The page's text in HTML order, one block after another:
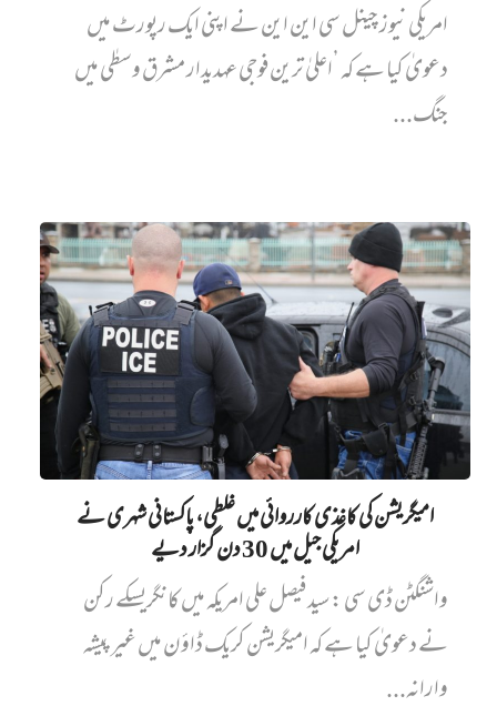
امریکی نیوز چینل سی این این نے اپنی ایک رپورٹ میں‌
دعویٰ کیا ہے کہ ’اعلیٰ ترین فوجی عہدیدار مشرق وسطٰی میں
جنگ...
امیگریشن کی کاغذی کارروائی میں‌ غلطی، پاکستانی شہری نے
امریکی جیل میں‌ 30 دن گزار دیے
واشنگٹن ڈی سی : سید فیصل علی امریکہ میں کانگریسکے رکن
نے دعویٰ کیا ہے کہ امیگریشن کریک ڈاؤن میں غیر پیشہ
وارانہ...